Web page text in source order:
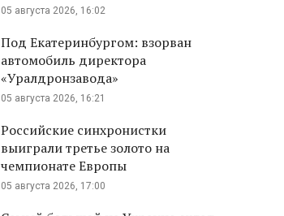
05 августа 2026, 16:02
Под Екатеринбургом: взорван
автомобиль директора
«Уралдронзавода»
05 августа 2026, 16:21
Российские синхронистки
выиграли третье золото на
чемпионате Европы
05 августа 2026, 17:00